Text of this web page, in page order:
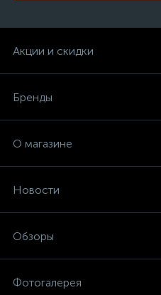
Акции и скидки
Бренды
О магазине
Новости
Обзоры
Фотогалерея